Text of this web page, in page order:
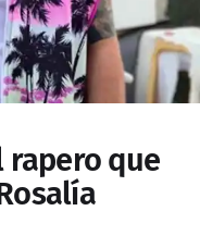
rapero que